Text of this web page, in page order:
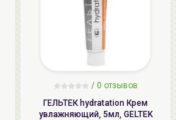
/ 0 отзывов
ГЕЛЬТЕК hydratation Крем
увлажняющий, 5мл, GELTEK